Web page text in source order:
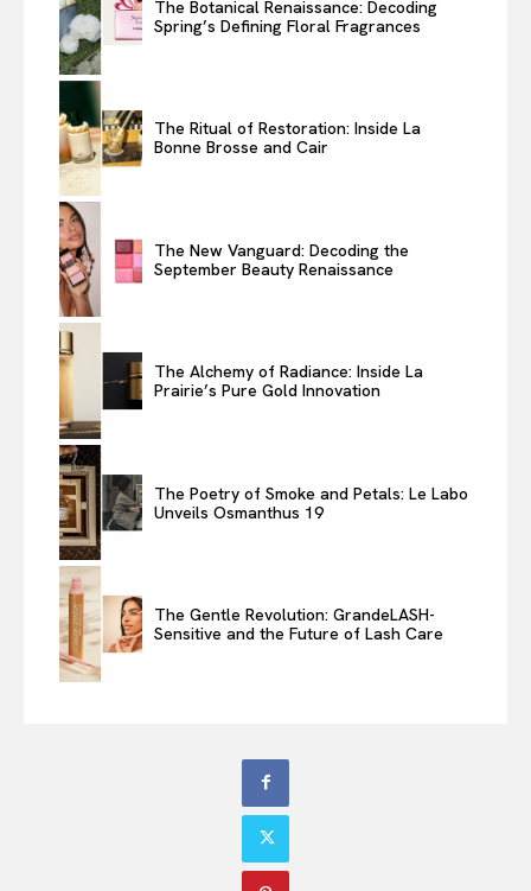
The Botanical Renaissance: Decoding
Spring’s Defining Floral Fragrances
The Ritual of Restoration: Inside La
Bonne Brosse and Cair
The New Vanguard: Decoding the
September Beauty Renaissance
The Alchemy of Radiance: Inside La
Prairie’s Pure Gold Innovation
The Poetry of Smoke and Petals: Le Labo
Unveils Osmanthus 19
The Gentle Revolution: GrandeLASH-
Sensitive and the Future of Lash Care